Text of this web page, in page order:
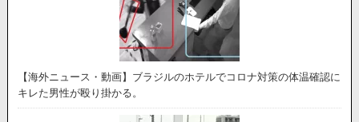
【海外ニュース・動画】ブラジルのホテルでコロナ対策の体温確認に
キレた男性が殴り掛かる。